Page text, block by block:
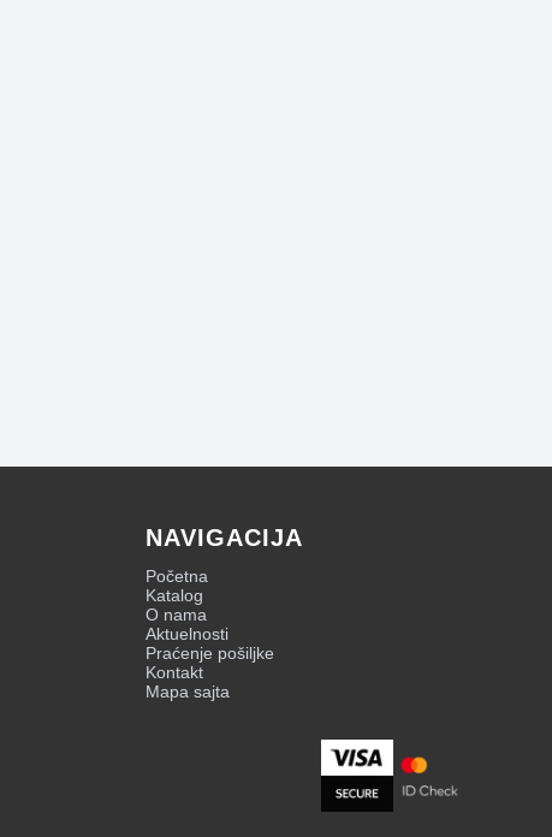
NAVIGACIJA
Početna
Katalog
O nama
Aktuelnosti
Praćenje pošiljke
Kontakt
Mapa sajta